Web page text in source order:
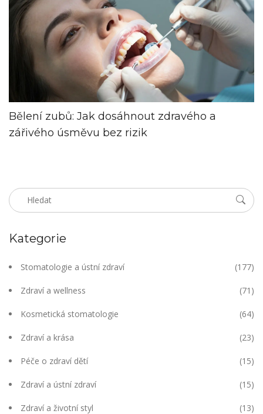
Bělení zubů: Jak dosáhnout zdravého a
zářivého úsměvu bez rizik
Kategorie
Stomatologie a ústní zdraví (177)
Zdraví a wellness (71)
Kosmetická stomatologie (64)
Zdraví a krása (23)
Péče o zdraví dětí (15)
Zdraví a ústní zdraví (15)
Zdraví a životní styl (13)